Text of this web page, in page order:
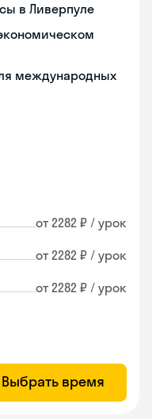
в Ливерпуле
международных
от 2282 ₽ / урок
от 2282 ₽ / урок
от 2282 ₽ / урок
Выбрать время